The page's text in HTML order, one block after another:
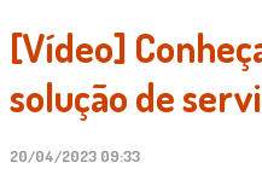
[Vídeo]
solução de
20/04/2023 09:33